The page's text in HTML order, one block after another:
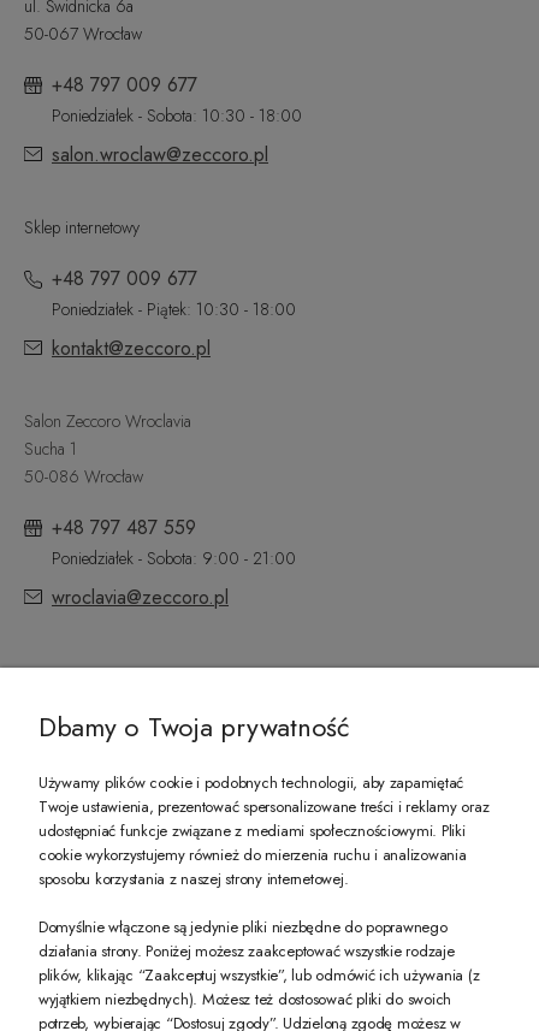
ul. Świdnicka 6a
50-067 Wrocław
+48 797 009 677
Poniedziałek - Sobota: 10:30 - 18:00
salon.wroclaw@zeccoro.pl
Sklep internetowy
+48 797 009 677
Poniedziałek - Piątek: 10:30 - 18:00
kontakt@zeccoro.pl
Salon Zeccoro Wroclavia
Sucha 1
50-086 Wrocław
+48 797 487 559
Poniedziałek - Sobota: 9:00 - 21:00
wroclavia@zeccoro.pl
PREZENT DLA CIEBIE!
-10% na pierwsze zakupy na zeccoro.pl Gdy zapiszesz się do naszego
Twoje dane będą przetwarzane zgodnie z nasząpolityką prywatności
Dbamy o Twoja prywatność
Używamy plików cookie i podobnych technologii, aby zapamiętać
Twoje ustawienia, prezentować spersonalizowane treści i reklamy oraz
udostępniać funkcje związane z mediami społecznościowymi. Pliki
cookie wykorzystujemy również do mierzenia ruchu i analizowania
sposobu korzystania z naszej strony internetowej.
Domyślnie włączone są jedynie pliki niezbędne do poprawnego
działania strony. Poniżej możesz zaakceptować wszystkie rodzaje
plików, klikając “Zaakceptuj wszystkie”, lub odmówić ich używania (z
wyjątkiem niezbędnych). Możesz też dostosować pliki do swoich
potrzeb, wybierając “Dostosuj zgody”. Udzieloną zgodę możesz w